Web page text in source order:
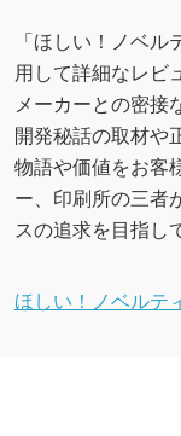
「ほしい！ノベ
用して詳細なレビ
メーカーとの密接
開発秘話の取材や
物語や価値をお客
ー、印刷所の三者
スの追求を目指し
ほしい！ノベルテ